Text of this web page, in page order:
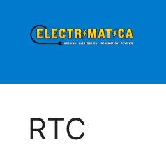
contenido
RTC